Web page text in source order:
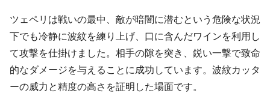
ツェペリは戦いの最中、敵が暗闇に潜むという危険な状況
下でも冷静に波紋を練り上げ、口に含んだワインを利用し
て攻撃を仕掛けました。相手の隙を突き、鋭い一撃で致命
的なダメージを与えることに成功しています。波紋カッタ
ーの威力と精度の高さを証明した場面です。